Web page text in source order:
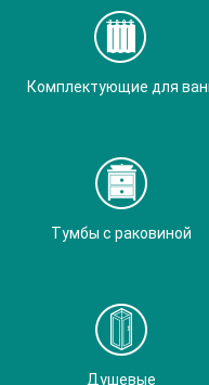
Комплектующие для
Тумбы с раковиной
Душевые